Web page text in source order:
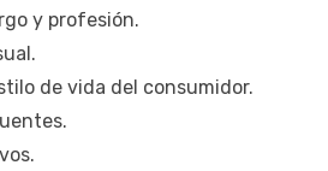
y profesión.
de vida del consumidor.